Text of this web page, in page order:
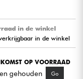
in de winkel
in de winkel
OP VOORRAAD
gehouden Go